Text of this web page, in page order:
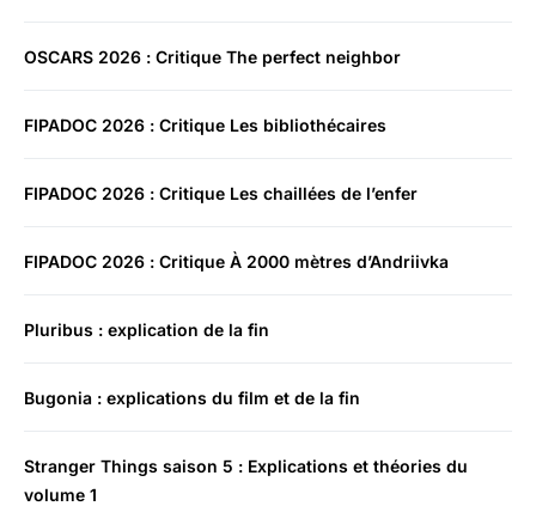
OSCARS 2026 : Critique The perfect neighbor
FIPADOC 2026 : Critique Les bibliothécaires
FIPADOC 2026 : Critique Les chaillées de l’enfer
FIPADOC 2026 : Critique À 2000 mètres d’Andriivka
Pluribus : explication de la fin
Bugonia : explications du film et de la fin
Stranger Things saison 5 : Explications et théories du
volume 1